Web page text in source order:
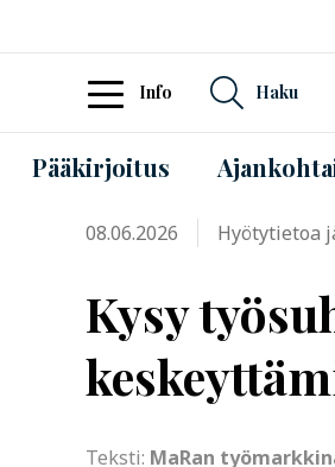
Info Haku
Pääkirjoitus
08.06.2026 Hyötytietoa
Kysy
Teksti: MaRan